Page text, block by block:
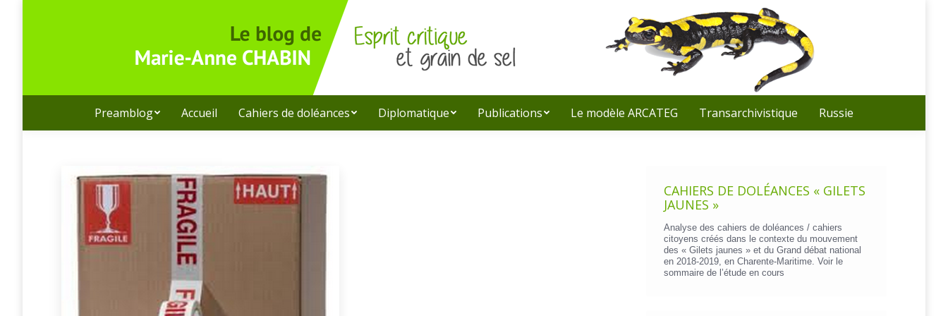
Recherche
:
Preamblog Accueil Cahiers de doléances Diplomatique Publications Le modèle ARCATEG Transarchivistique Russie
CAHIERS DE DOLÉANCES « GILETS
JAUNES »
Analyse des cahiers de doléances / cahiers
citoyens créés dans le contexte du mouvement
des « Gilets jaunes » et du Grand débat national
en 2018-2019, en Charente-Maritime. Voir le
sommaire de l’étude en cours